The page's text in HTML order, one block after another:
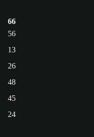
66
56
13
26
48
45
24